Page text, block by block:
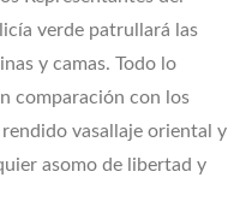
verde patrullará las
y camas. Todo lo
comparación con los
vasallaje oriental y
asomo de libertad y